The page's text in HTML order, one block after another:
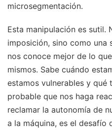
microsegmentación.
Esta manipulación es sutil.
imposición, sino como una
nos conoce mejor de lo
mismos. Sabe cuándo
estamos vulnerables y qué
probable que nos haga
reclamar la autonomía de
a la máquina, es el desafío